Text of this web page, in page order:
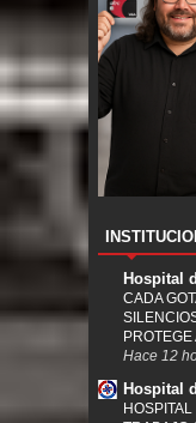
Hospital
CADA
Hace 12
Hospital